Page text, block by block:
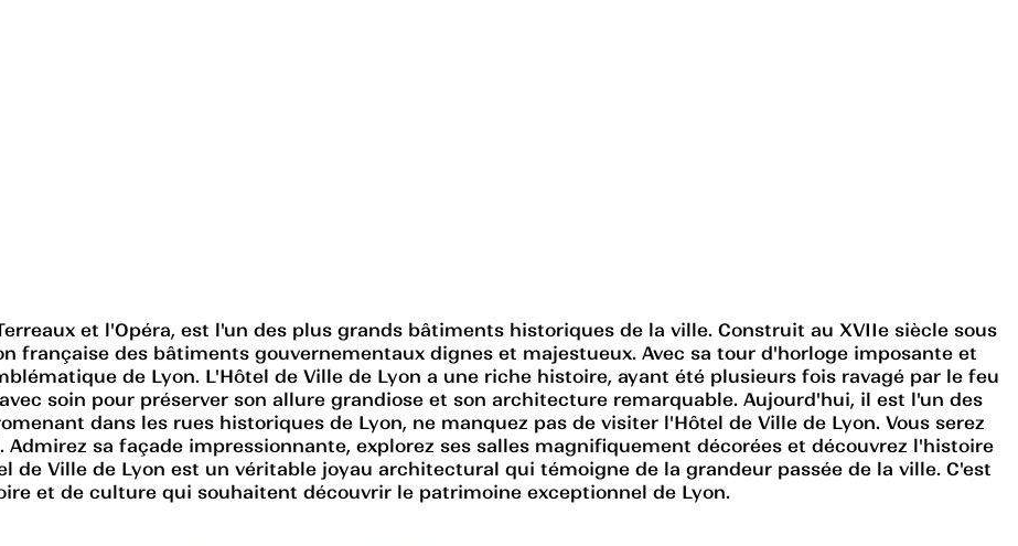
et l'Opéra, est l'un des plus grands bâtiments historiques de la ville. Construit au XVIIe siècle sous
française des bâtiments gouvernementaux dignes et majestueux. Avec sa tour d'horloge imposante et
de Lyon. L'Hôtel de Ville de Lyon a une riche histoire, ayant été plusieurs fois ravagé par le feu
soin pour préserver son allure grandiose et son architecture remarquable. Aujourd'hui, il est l'un des
dans les rues historiques de Lyon, ne manquez pas de visiter l'Hôtel de Ville de Lyon. Vous serez
sa façade impressionnante, explorez ses salles magnifiquement décorées et découvrez l'histoire
Ville de Lyon est un véritable joyau architectural qui témoigne de la grandeur passée de la ville. C'est
et de culture qui souhaitent découvrir le patrimoine exceptionnel de Lyon.